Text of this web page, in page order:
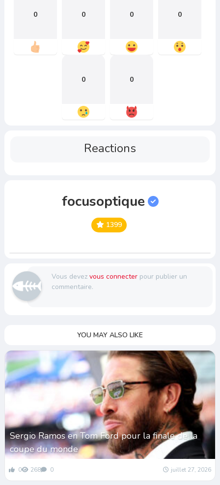
0 0 0 0
0 0
Reactions
focusoptique
1399
Vous devez vous connecterpour publier un
commentaire.
YOU MAY ALSO LIKE
Sergio Ramos en Tom Ford pour la finale de la
coupe du monde
0 268 0 juillet 27, 2026